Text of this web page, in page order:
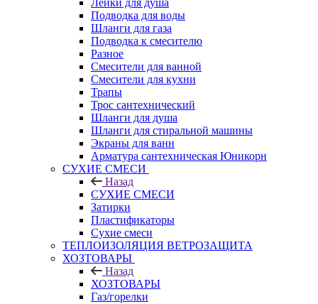
Лейки для душа
Подводка для воды
Шланги для газа
Подводка к смесителю
Разное
Смесители для ванной
Смесители для кухни
Трапы
Трос сантехнический
Шланги для душа
Шланги для стиральной машины
Экраны для ванн
Арматура сантехническая Юникорн
СУХИЕ СМЕСИ
Назад
СУХИЕ СМЕСИ
Затирки
Пластификаторы
Сухие смеси
ТЕПЛОИЗОЛЯЦИЯ ВЕТРОЗАЩИТА
ХОЗТОВАРЫ
Назад
ХОЗТОВАРЫ
Газ/горелки